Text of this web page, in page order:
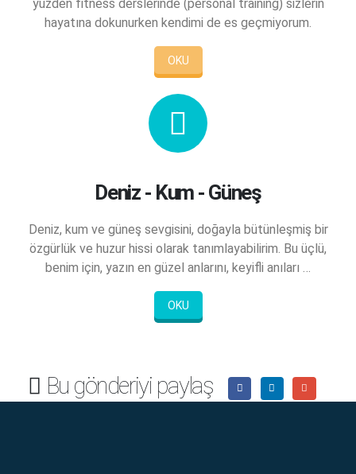
yüzden fitness derslerinde (personal training) sizlerin
hayatına dokunurken kendimi de es geçmiyorum.
OKU
Deniz - Kum - Güneş
Deniz, kum ve güneş sevgisini, doğayla bütünleşmiş bir
özgürlük ve huzur hissi olarak tanımlayabilirim. Bu üçlü,
benim için, yazın en güzel anlarını, keyifli anıları …
OKU
Bu gönderiyi paylaş